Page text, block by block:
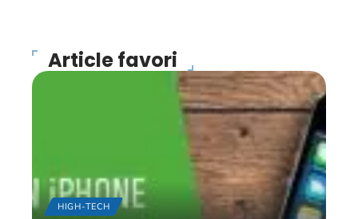
Article favori
HIGH-TECH